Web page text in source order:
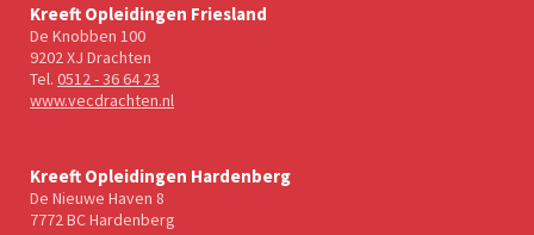
Kreeft Opleidingen Friesland
De Knobben 100
9202 XJ Drachten
Tel. 0512 - 36 64 23
www.vecdrachten.nl
Kreeft Opleidingen Hardenberg
De Nieuwe Haven 8
7772 BC Hardenberg